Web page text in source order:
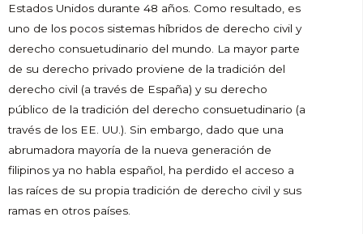
Estados Unidos durante 48 años. Como resultado, es
uno de los pocos sistemas híbridos de derecho civil y
derecho consuetudinario del mundo. La mayor parte
de su derecho privado proviene de la tradición del
derecho civil (a través de España) y su derecho
público de la tradición del derecho consuetudinario (a
través de los EE. UU.). Sin embargo, dado que una
abrumadora mayoría de la nueva generación de
filipinos ya no habla español, ha perdido el acceso a
las raíces de su propia tradición de derecho civil y sus
ramas en otros países.